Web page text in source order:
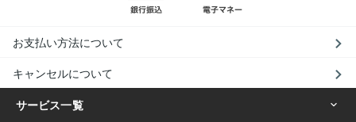
お支払い方法について
キャンセルについて